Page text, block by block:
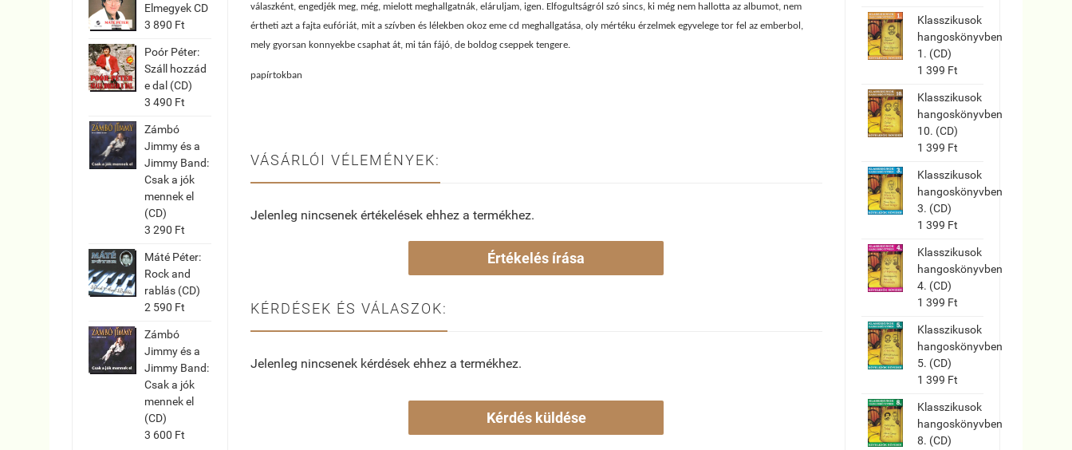
Elmegyek CD
3 890 Ft
Poór Péter:
Száll hozzád
e dal (CD)
3 490 Ft
Zámbó
Jimmy és a
Jimmy Band:
Csak a jók
mennek el
(CD)
3 290 Ft
Máté Péter:
Rock and
rablás (CD)
2 590 Ft
Zámbó
Jimmy és a
Jimmy Band:
Csak a jók
mennek el
(CD)
3 600 Ft
válaszként, engedjék meg, még, mielott meghallgatnák, eláruljam, igen. Elfogultságról szó sincs, ki még nem hallotta az albumot, nem
értheti azt a fajta eufóriát, mit a szívben és lélekben okoz eme cd meghallgatása, oly mértéku érzelmek egyvelege tor fel az emberbol,
mely gyorsan konnyekbe csaphat át, mi tán fájó, de boldog cseppek tengere.
papírtokban
VÁSÁRLÓI VÉLEMÉNYEK:
Jelenleg nincsenek értékelések ehhez a termékhez.
Értékelés írása
KÉRDÉSEK ÉS VÁLASZOK:
Jelenleg nincsenek kérdések ehhez a termékhez.
Kérdés küldése
Klasszikusok
hangoskönyvben
1. (CD)
1 399 Ft
Klasszikusok
hangoskönyvben
10. (CD)
1 399 Ft
Klasszikusok
hangoskönyvben
3. (CD)
1 399 Ft
Klasszikusok
hangoskönyvben
4. (CD)
1 399 Ft
Klasszikusok
hangoskönyvben
5. (CD)
1 399 Ft
Klasszikusok
hangoskönyvben
8. (CD)